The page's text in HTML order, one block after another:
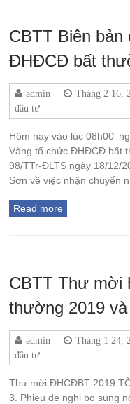
CBTT Biên bản
ĐHĐCĐ bất
admin Tháng 2 16,
đầu tư
Hôm nay vào lúc 08h00′
Vàng tổ chức ĐHĐCĐ bất
98/TTr-ĐLTS ngày 18/12/
Sơn về việc nhận chuyển
Read more
CBTT Thư mời
thường 2019
admin Tháng 1 24,
đầu tư
Thư mời ĐHCĐBT 2019
3. Phieu de nghi bo sung